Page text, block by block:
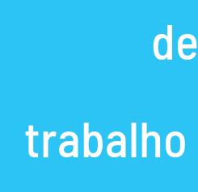
de
trabalho